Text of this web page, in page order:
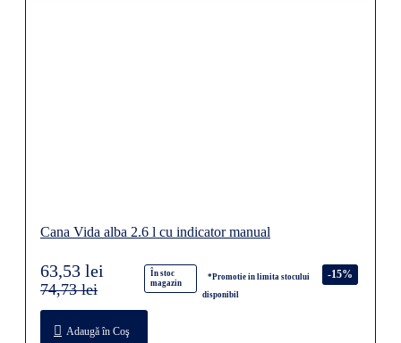
Cana Vida alba 2.6 l cu indicator manual
În stoc
magazin
*Promotie in limita stocului
disponibil
-15%
63,53 lei
74,73 lei
Adaugă în Coş